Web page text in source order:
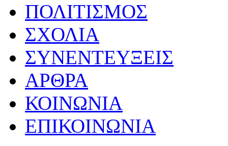
ΠΟΛΙΤΙΣΜΟΣ
ΣΧΟΛΙΑ
ΣΥΝΕΝΤΕΥΞΕΙΣ
ΑΡΘΡΑ
ΚΟΙΝΩΝΙΑ
ΕΠΙΚΟΙΝΩΝΙΑ